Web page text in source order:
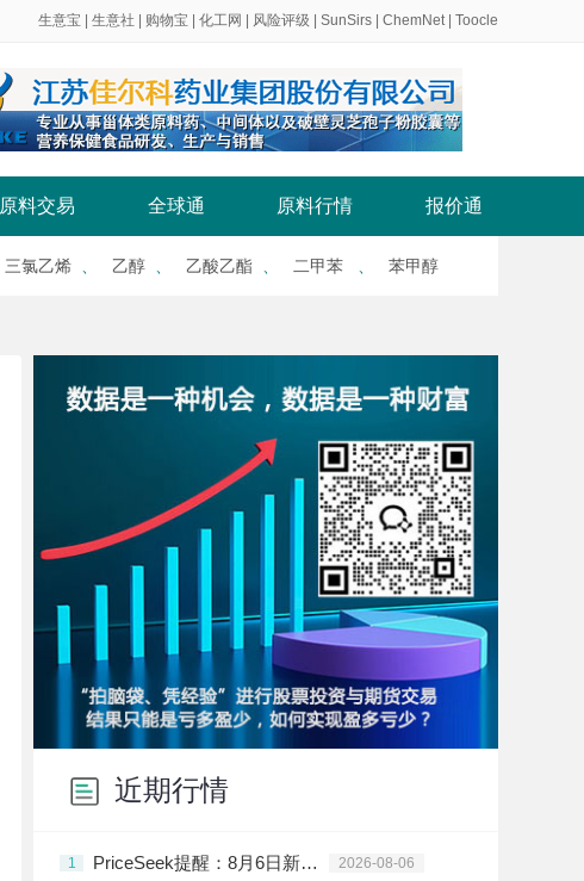
生意宝 生意社 购物宝 化工网 风险评级 SunSirs ChemNet| Toocle
原料交易 全球通 原料行情 报价通
三氯乙烯 乙醇 乙酸乙酯 二甲苯 苯甲醇
近期行情
1 PriceSeek提醒：8月6日新戊二醇、异丁醛行情分析 2026-08-06